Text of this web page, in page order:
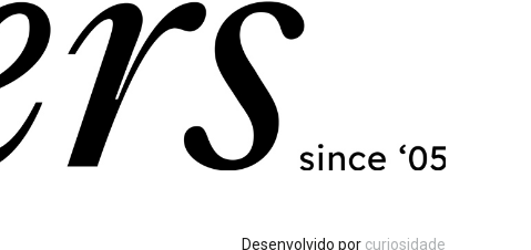
Desenvolvido por curiosidade